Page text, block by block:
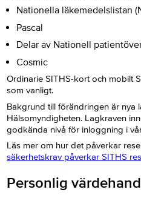
Nationella läkemedelslistan
Pascal
Delar av Nationell
Cosmic
Ordinarie SITHS-kort och mobilt
som vanligt.
Bakgrund till förändringen är nya
Hälsomyndigheten. Lagkraven
godkända nivå för inloggning i
Läs mer om hur det påverkar
säkerhetskrav påverkar SITHS
Personlig